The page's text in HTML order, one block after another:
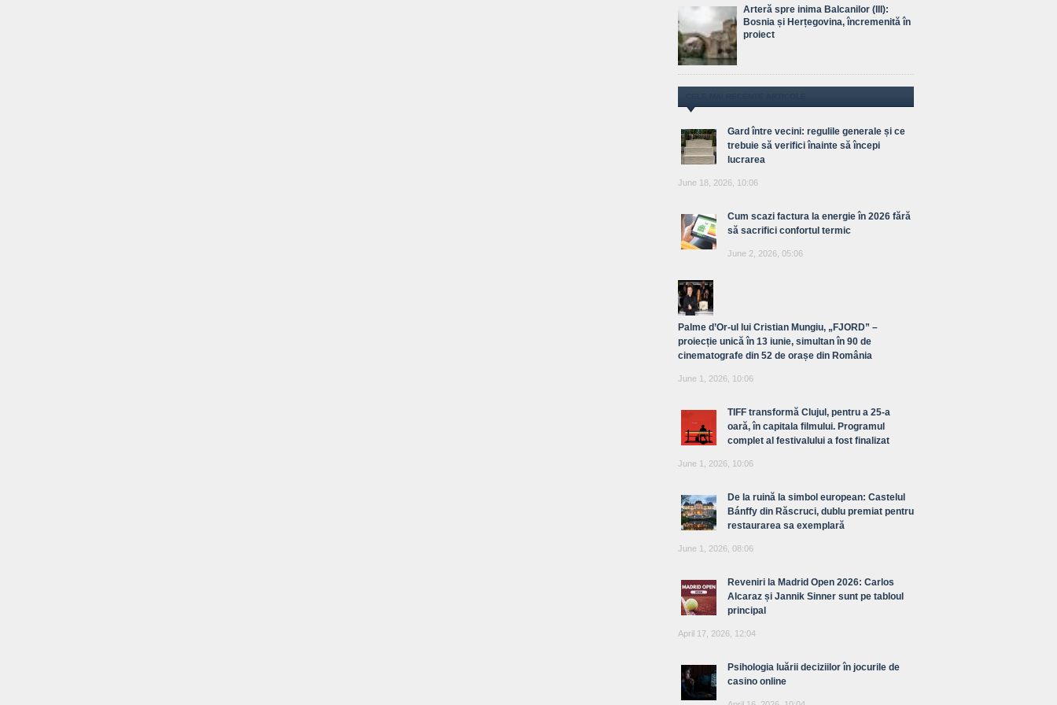
Arteră spre inima Balcanilor (III):
Bosnia și Herțegovina, încremenită în
proiect
Gard între vecini: regulile generale și ce
trebuie să verifici înainte să începi
lucrarea
June 18, 2026, 10:06
Cum scazi factura la energie în 2026 fără
să sacrifici confortul termic
June 2, 2026, 05:06
Palme d’Or-ul lui Cristian Mungiu, „FJORD” –
proiecție unică în 13 iunie, simultan în 90 de
cinematografe din 52 de orașe din România
June 1, 2026, 10:06
TIFF transformă Clujul, pentru a 25-a
oară, în capitala filmului. Programul
complet al festivalului a fost finalizat
June 1, 2026, 10:06
De la ruină la simbol european: Castelul
Bánffy din Răscruci, dublu premiat pentru
restaurarea sa exemplară
June 1, 2026, 08:06
Reveniri la Madrid Open 2026: Carlos
Alcaraz și Jannik Sinner sunt pe tabloul
principal
April 17, 2026, 12:04
Psihologia luării deciziilor în jocurile de
casino online